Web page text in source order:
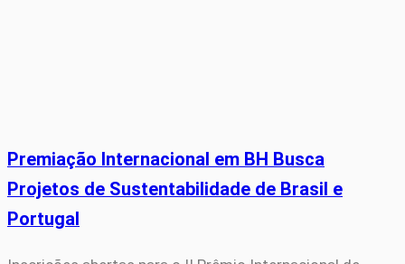
Premiação Internacional em BH Busca
Projetos de Sustentabilidade de Brasil e
Portugal